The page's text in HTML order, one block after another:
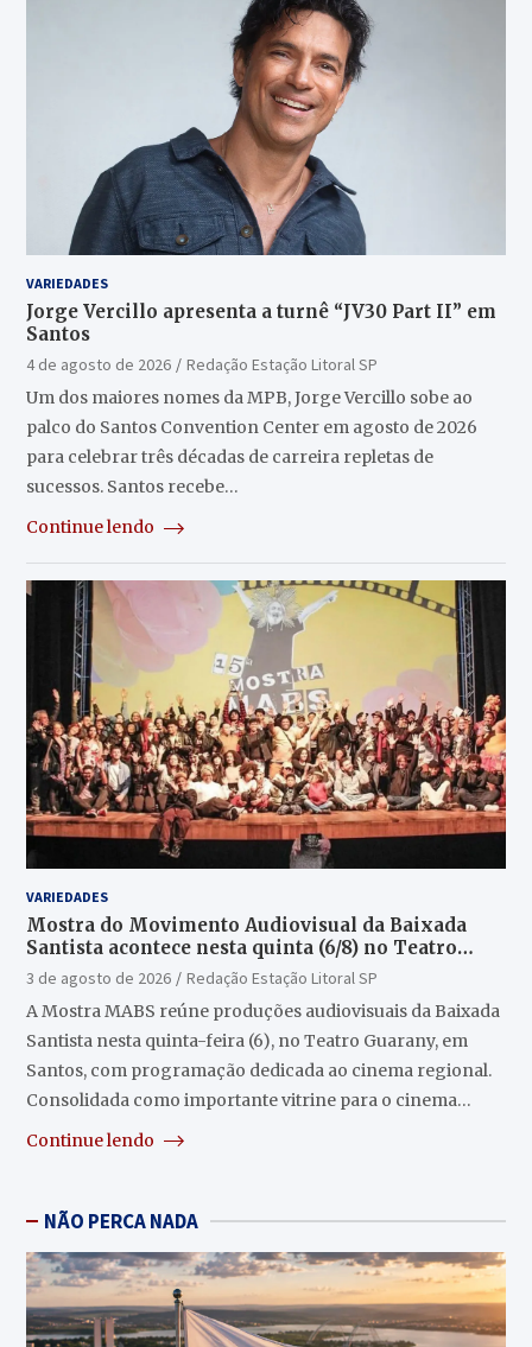
VARIEDADES
Jorge Vercillo apresenta a turnê “JV30 Part II” em
Santos
4 de agosto de 2026
Redação Estação Litoral SP
Um dos maiores nomes da MPB, Jorge Vercillo sobe ao
palco do Santos Convention Center em agosto de 2026
para celebrar três décadas de carreira repletas de
sucessos. Santos recebe…
Continue lendo
VARIEDADES
Mostra do Movimento Audiovisual da Baixada
Santista acontece nesta quinta (6/8) no Teatro
Guarany
3 de agosto de 2026
Redação Estação Litoral SP
A Mostra MABS reúne produções audiovisuais da Baixada
Santista nesta quinta-feira (6), no Teatro Guarany, em
Santos, com programação dedicada ao cinema regional.
Consolidada como importante vitrine para o cinema…
Continue lendo
NÃO PERCA NADA